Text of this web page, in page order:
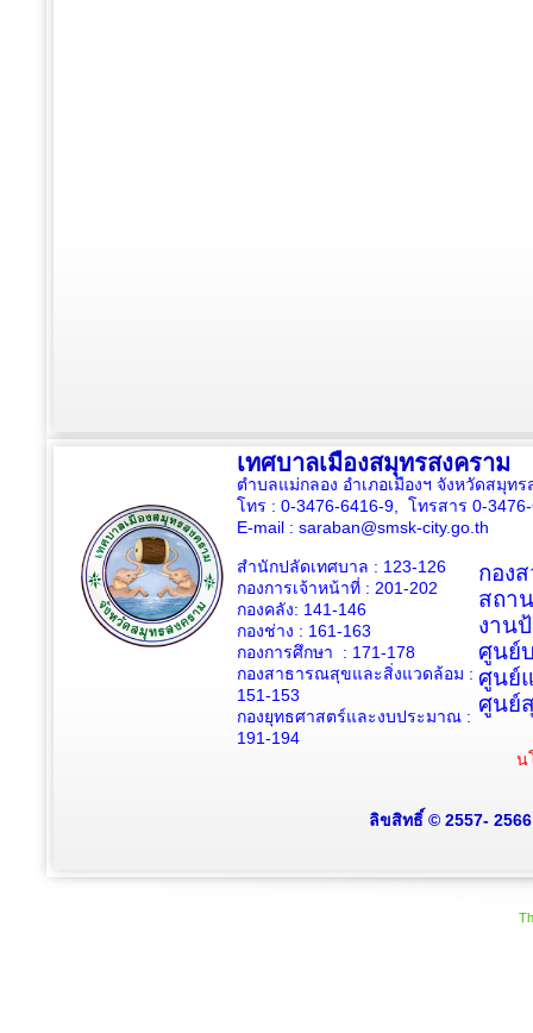
เทศบาลเมืองสมุทรสงคราม
ตำบลแม่กลอง อำเภอเมืองฯ จังหวัดสมุท
โทร : 0-3476-6416-9, โทรสาร 0-
E-mail : saraban@smsk-city.go.th
สำนักปลัดเทศบาล : 123-126
กองการเจ้าหน้าที่ : 201-202
กองคลัง: 141-146
กองช่าง : 161-163
กองการศึกษา : 171-178
กองสาธารณสุขและสิ่งแวดล้อม :
151-153
กองยุทธศาสตร์และงบประมาณ :
191-194
กอง
สถา
งาน
ศูนย์
ศูนย์
ศูนย์
น
ลิขสิทธิ์ © 2557-